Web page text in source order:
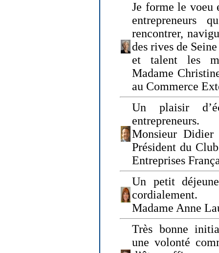
Je forme le voeu
entrepreneurs
rencontrer,
des rives de
et talent les
Madame
au Commerce
Un plaisir
entrepreneurs.
Monsieur
Président du
Entreprises
Un petit
cordialement.
Madame Anne
Très bonne
une volonté